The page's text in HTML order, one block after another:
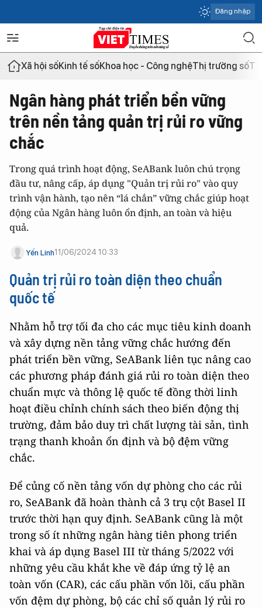
Đăng nhập
Xã hội sốKinh tế sốKhoa học - Công nghệThị trường số
Ngân hàng phát triển bền vững
trên nền tảng quản trị rủi ro vững
chắc
Trong quá trình hoạt động, SeABank luôn chú trọng
đầu tư, nâng cấp, áp dụng "Quản trị rủi ro" vào quy
trình vận hành, tạo nên “lá chắn” vững chắc giúp hoạt
động của Ngân hàng luôn ổn định, an toàn và hiệu
quả.
Yến Linh11/06/2024 10:33
Quản trị rủi ro toàn diện theo chuẩn
quốc tế
Nhằm hỗ trợ tối đa cho các mục tiêu kinh doanh
và xây dựng nền tảng vững chắc hướng đến
phát triển bền vững, SeABank liên tục nâng cao
các phương pháp đánh giá rủi ro toàn diện theo
chuẩn mực và thông lệ quốc tế đồng thời linh
hoạt điều chỉnh chính sách theo biến động thị
trường, đảm bảo duy trì chất lượng tài sản, tình
trạng thanh khoản ổn định và bộ đệm vững
chắc.
Để củng cố nền tảng vốn dự phòng cho các rủi
ro, SeABank đã hoàn thành cả 3 trụ cột Basel II
trước thời hạn quy định. SeABank cũng là một
trong số ít những ngân hàng tiên phong triển
khai và áp dụng Basel III từ tháng 5/2022 với
những yêu cầu khắt khe về đáp ứng tỷ lệ an
toàn vốn (CAR), các cấu phần vốn lõi, cấu phần
vốn đệm dự phòng, bộ các chỉ số quản lý rủi ro